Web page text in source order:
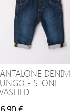
DENIM
- STONE